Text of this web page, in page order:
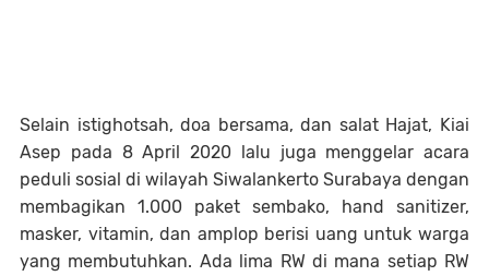
Selain istighotsah, doa bersama, dan salat Hajat, Kiai
Asep pada 8 April 2020 lalu juga menggelar acara
peduli sosial di wilayah Siwalankerto Surabaya dengan
membagikan 1.000 paket sembako, hand sanitizer,
masker, vitamin, dan amplop berisi uang untuk warga
yang membutuhkan. Ada lima RW di mana setiap RW